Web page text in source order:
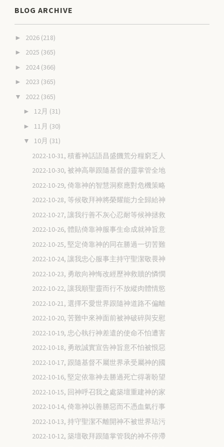
BLOG ARCHIVE
► 2026 (218)
► 2025 (365)
► 2024 (366)
► 2023 (365)
▼ 2022 (365)
► 12月 (31)
► 11月 (30)
▼ 10月 (31)
2022-10-31, 積蓄神話語昌盛饑荒分糧窮乏人
2022-10-30, 被神高舉跟隨基督的靈掌管全地
2022-10-29, 倚靠神的智慧洞察應對危機策略
2022-10-28, 等候敬拜神將榮耀能力全歸給神
2022-10-27, 讓我行善不灰心忍耐等候神拯救
2022-10-26, 體貼倚靠神服事生命成就神旨意
2022-10-25, 堅定倚靠神的同在勝過一切苦難
2022-10-24, 讓我忠心服事主持守聖潔敬畏神
2022-10-23, 勇敢向神悔改經歷神救贖的憐憫
2022-10-22, 讓我順聖靈而行不放縱肉體情慾
2022-10-21, 選擇不愛世界跟隨神道路不偏離
2022-10-20, 苦難中來神面前被神破碎與安慰
2022-10-19, 忠心執行神差遣的使命不怕遭害
2022-10-18, 勇敢誠實宣告神旨意不怕被恨惡
2022-10-17, 跟隨基督不屬世界承受屬神的國
2022-10-16, 堅定依靠神去勝過死亡得著盼望
2022-10-15, 回神呼召我之處築壇重建神的家
2022-10-14, 倚靠神以善勝惡而不憑血氣行事
2022-10-13, 持守聖潔不離開神不被世界玷污
2022-10-12, 築壇敬拜跟隨掌管我的神不停滯